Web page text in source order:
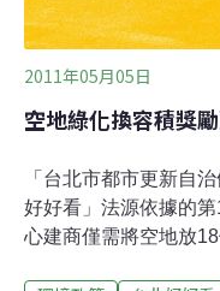
2011年05月05日
空地綠化換容積獎
「台北市都市更新自
好好看」法源依據的
心建商僅需將空地放